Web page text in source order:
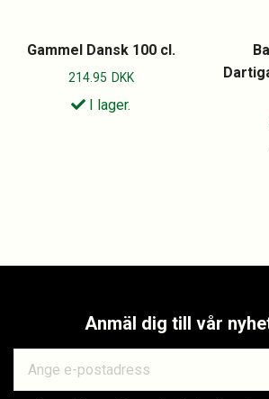
Gammel Dansk 100 cl.
214.95 DKK
I lager.
Anmäl dig till vår